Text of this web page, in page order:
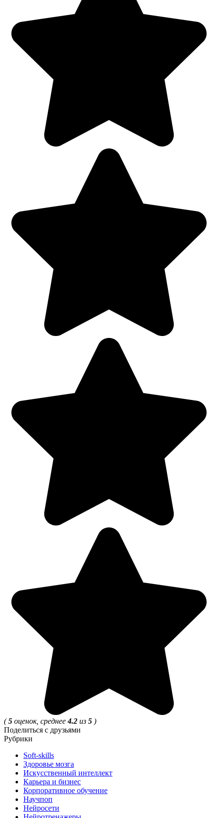
(5 оценок, среднее4.2 из 5 )
Поделиться с друзьями
Рубрики
Soft-skills
Здоровье мозга
Искусственный интеллект
Карьера и бизнес
Корпоративное обучение
Научпоп
Нейросети